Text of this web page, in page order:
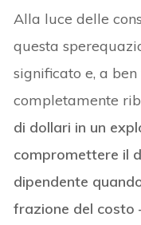
Alla luce delle
questa
significato e, a
completamente
di dollari in un
compromettere il
dipendente
frazione del costo